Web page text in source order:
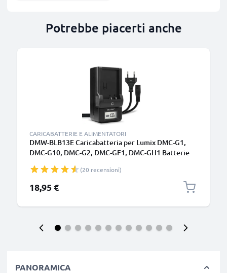
Potrebbe piacerti anche
CARICABATTERIE E ALIMENTATORI
DMW-BLB13E Caricabatteria per Lumix DMC-G1,
DMC-G10, DMC-G2, DMC-GF1, DMC-GH1 Batterie
(20 recensioni)
18,95 €
PANORAMICA